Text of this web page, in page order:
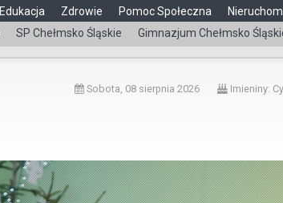
Edukacja
SP Chełmsko Śląskie Gimnazjum Chełmsko
Zdrowie Pomoc Społeczna
Sobota, 08 sierpnia 2026 Imieniny: